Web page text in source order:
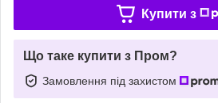
Купити з
Що таке купити з Пром?
Замовлення під захистом